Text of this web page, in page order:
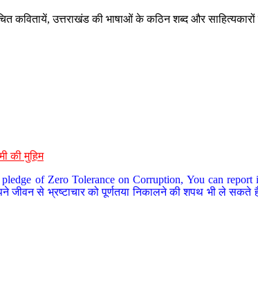
कवितायें, उत्तराखंड की भाषाओं के कठिन शब्द और
की मुहिम
of Zero Tolerance on Corruption, You can report
से भ्रष्टाचार को पूर्णतया निकालने की शपथ भी ले सकते